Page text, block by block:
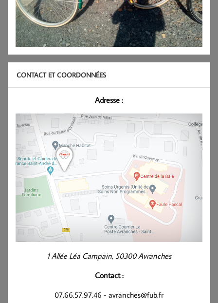
CONTACT ET COORDONNÉES
Adresse :
1 Allée Léa Campain, 50300 Avranches
Contact :
07.66.57.97.46 - avranches@fub.fr